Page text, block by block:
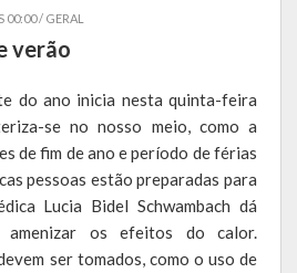
00:00 / GERAL
verão
do ano inicia nesta quinta-feira
se no nosso meio, como a
de fim de ano e período de férias
pessoas estão preparadas para
Lucia Bidel Schwambach dá
amenizar os efeitos do calor.
ser tomados, como o uso de